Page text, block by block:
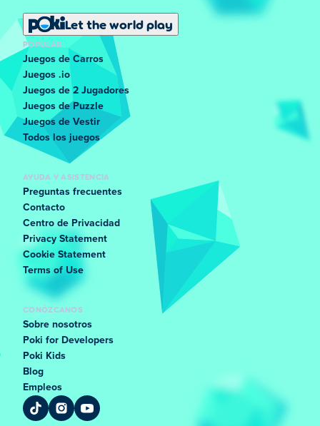
Let the world play
POPULAR
Juegos de Carros
Juegos .io
Juegos de 2 Jugadores
Juegos de Puzzle
Juegos de Vestir
Todos los juegos
AYUDA Y ASISTENCIA
Preguntas frecuentes
Contacto
Centro de Privacidad
Privacy Statement
Cookie Statement
Terms of Use
CONÓZCANOS
Sobre nosotros
Poki for Developers
Poki Kids
Blog
Empleos